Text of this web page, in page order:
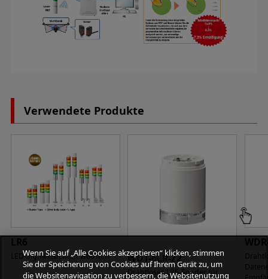
Verwendete Produkte
LR6
LED-Signalleuchten Ø60 mm WDT-6LR-Z2
Drahtloses LR6-Sender für
Wenn Sie auf „Alle Cookies akzeptieren“ klicken, stimmen
Sie der Speicherung von Cookies auf Ihrem Gerät zu, um
die Websitenavigation zu verbessern, die Websitenutzung